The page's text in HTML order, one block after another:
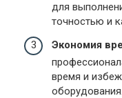
для
точностью и
Экономия
время и